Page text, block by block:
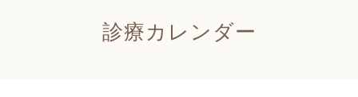
診療カレンダー